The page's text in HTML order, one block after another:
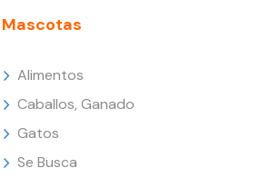
Mascotas
Alimentos
Caballos, Ganado
Gatos
Se Busca